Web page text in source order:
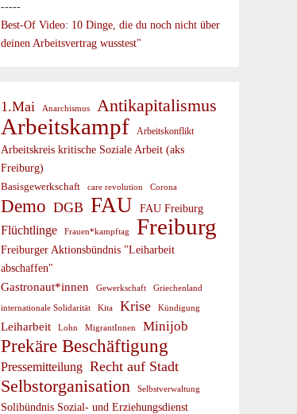
-----
Best-Of Video: 10 Dinge, die du noch nicht über
deinen Arbeitsvertrag wusstest"
1.Mai Anarchismus Antikapitalismus
Arbeitskampf Arbeitskonflikt
Arbeitskreis kritische Soziale Arbeit (aks
Freiburg)
Basisgewerkschaft care revolution Corona
Demo DGB FAU FAU Freiburg
Flüchtlinge Frauen*kampftag Freiburg
Freiburger Aktionsbündnis "Leiharbeit
abschaffen"
Gastronaut*innen Gewerkschaft Griechenland
internationale Solidarität Kita Krise Kündigung
Leiharbeit Lohn MigrantInnen Minijob
Prekäre Beschäftigung
Pressemitteilung Recht auf Stadt
Selbstorganisation Selbstverwaltung
Solibündnis Sozial- und Erziehungsdienst